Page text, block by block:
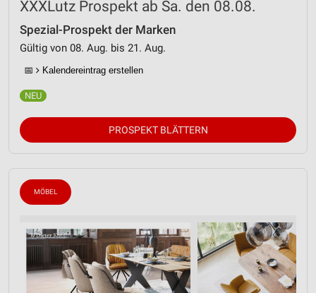
XXXLutz Prospekt ab Sa. den 08.08.
Spezial-Prospekt der Marken
Gültig von 08. Aug. bis 21. Aug.
📅 Kalendereintrag erstellen
PROSPEKT BLÄTTERN
MÖBEL